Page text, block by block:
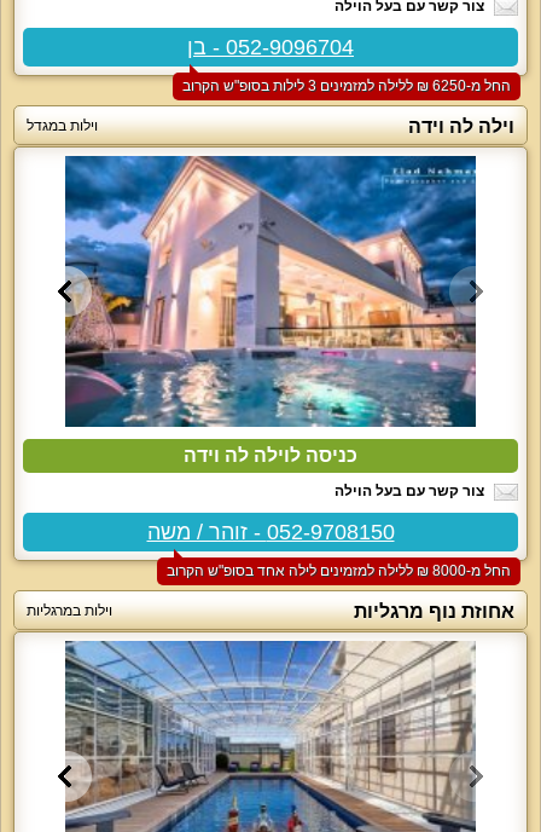
צור קשר עם בעל הוילה
052-9096704 - בן
החל מ-‏6250 ₪ ללילה למזמינים 3 לילות בסופ"ש הקרוב
וילה לה וידה וילות במגדל
כניסה לוילה לה וידה
צור קשר עם בעל הוילה
052-9708150 - זוהר / משה
החל מ-‏8000 ₪ ללילה למזמינים לילה אחד בסופ"ש הקרוב
אחוזת נוף מרגליות וילות במרגליות